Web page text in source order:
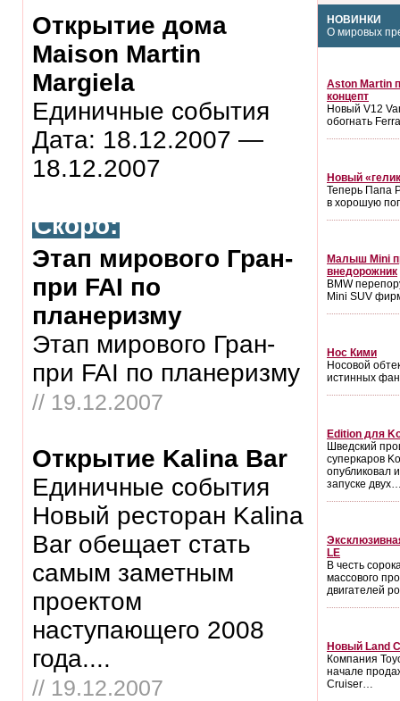
Открытие дома
Maison Martin
Margiela
Единичные события
Дата: 18.12.2007 —
18.12.2007
Скоро:
Этап мирового Гран-
при FAI по
планеризму
Этап мирового Гран-
при FAI по планеризму
// 19.12.2007
Открытие Kalina Bar
Единичные события
Новый ресторан Kalina
Bar обещает стать
самым заметным
проектом
наступающего 2008
года....
// 19.12.2007
НОВИНКИ
О мировых
Aston Martin
концепт
Новый V12
обогнать
Новый
Теперь Папа
в хорошую
Малыш Mini
внедорожник
BMW
Mini SUV
Нос Кими
Носовой
истинных
Edition для
Шведский
суперкаров
опубликовал
запуске
LE
В честь
массового
двигателей
Новый Land
Компания
начале
Cruiser…